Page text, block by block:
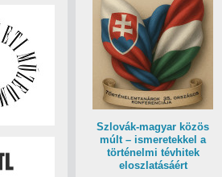
Szlovák-magyar közös
múlt – ismeretekkel a
történelmi tévhitek
eloszlatásáért